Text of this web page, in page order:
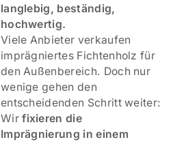
langlebig, beständig,
hochwertig.
Viele Anbieter verkaufen
imprägniertes Fichtenholz für
den Außenbereich. Doch nur
wenige gehen den
entscheidenden Schritt weiter:
Wirfixieren die
Imprägnierung in einem